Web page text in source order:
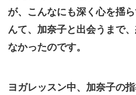
が、こんなにも深く心を揺
んて、加奈子と出会うまで
なかったのです。
ヨガレッスン中、加奈子の